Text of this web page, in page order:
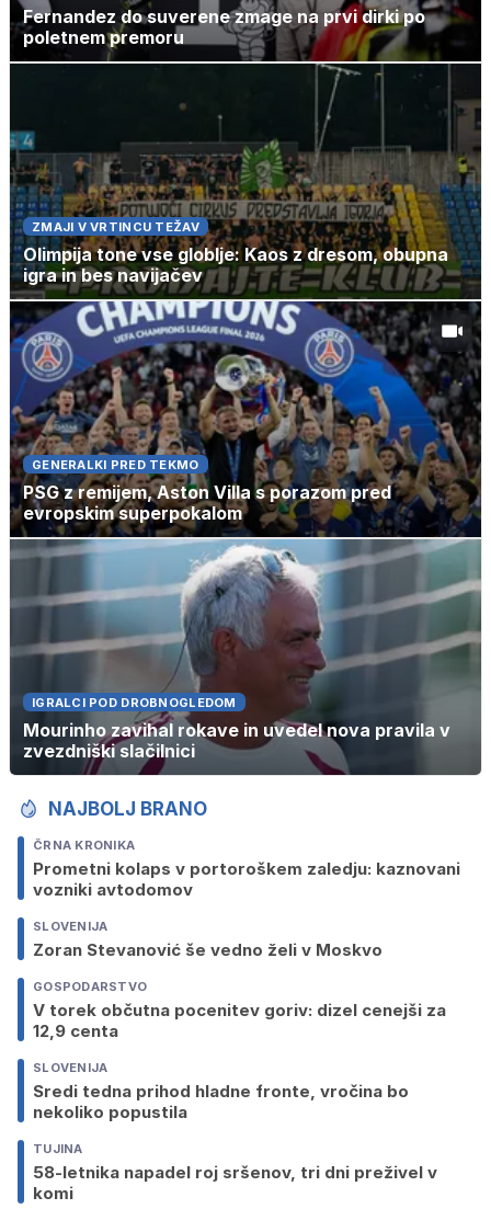
Fernandez do suverene zmage na prvi dirki po
poletnem premoru
ZMAJI V VRTINCU TEŽAV
Olimpija tone vse globlje: Kaos z dresom, obupna
igra in bes navijačev
GENERALKI PRED TEKMO
PSG z remijem, Aston Villa s porazom pred
evropskim superpokalom
IGRALCI POD DROBNOGLEDOM
Mourinho zavihal rokave in uvedel nova pravila v
zvezdniški slačilnici
NAJBOLJ BRANO
ČRNA KRONIKA
Prometni kolaps v portoroškem zaledju: kaznovani
vozniki avtodomov
SLOVENIJA
Zoran Stevanović še vedno želi v Moskvo
GOSPODARSTVO
V torek občutna pocenitev goriv: dizel cenejši za
12,9 centa
SLOVENIJA
Sredi tedna prihod hladne fronte, vročina bo
nekoliko popustila
TUJINA
58-letnika napadel roj sršenov, tri dni preživel v
komi